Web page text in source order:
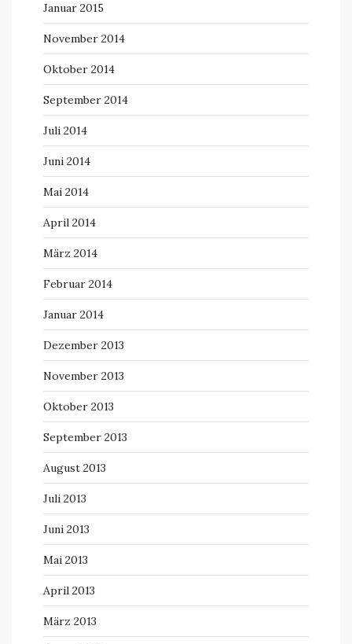
Januar 2015
November 2014
Oktober 2014
September 2014
Juli 2014
Juni 2014
Mai 2014
April 2014
März 2014
Februar 2014
Januar 2014
Dezember 2013
November 2013
Oktober 2013
September 2013
August 2013
Juli 2013
Juni 2013
Mai 2013
April 2013
März 2013